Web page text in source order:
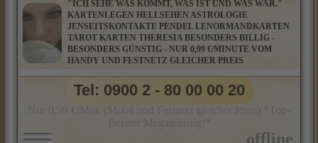
"ICH SEHE WAS KOMMT, WAS IST UND WAS WAR."
KARTENLEGEN HELLSEHEN ASTROLOGIE
JENSEITSKONTAKTE PENDEL LENORMANDKARTEN
TAROT KARTEN THERESIA BESONDERS BILLIG -
BESONDERS GÜNSTIG - NUR 0,99 €/MINUTE VOM
HANDY UND FESTNETZ GLEICHER PREIS
Tel: 0900 2 - 80 00 00 20